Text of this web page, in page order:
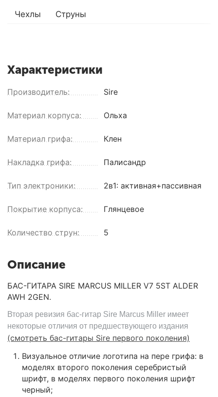
Чехлы Струны
Характеристики
Производитель: Sire
Материал корпуса: Ольха
Материал грифа: Клен
Накладка грифа: Палисандр
Тип электроники: 2в1: активная+пассивная
Покрытие корпуса: Глянцевое
Количество струн: 5
Описание
БАС-ГИТАРА SIRE MARCUS MILLER V7 5ST ALDER
AWH 2GEN.
Вторая ревизия бас-гитар Sire Marcus Miller имеет
некоторые отличия от предшествующего издания
(смотреть бас-гитары Sire первого поколения)
Визуальное отличие логотипа на пере грифа: в
моделях второго поколения серебристый
шрифт, в моделях первого поколения шрифт
черный;